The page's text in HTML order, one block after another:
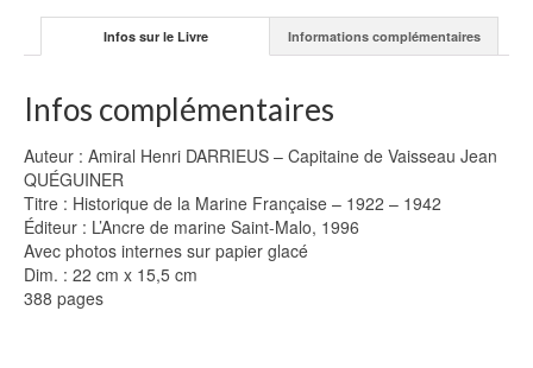
DARRIEUS
QUÉGUINER
Infos sur le Livre Informations complémentaires
Infos complémentaires
Auteur : Amiral Henri DARRIEUS – Capitaine de Vaisseau Jean
QUÉGUINER
Titre : Historique de la Marine Française – 1922 – 1942
Éditeur : L’Ancre de marine Saint-Malo, 1996
Avec photos internes sur papier glacé
Dim. : 22 cm x 15,5 cm
388 pages